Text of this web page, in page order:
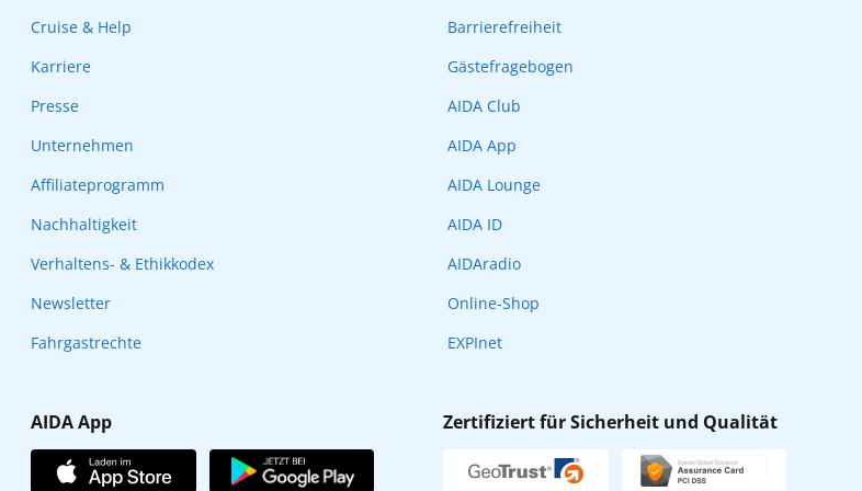
Cruise & Help
Karriere
Presse
Unternehmen
Affiliateprogramm
Nachhaltigkeit
Verhaltens- & Ethikkodex
Newsletter
Fahrgastrechte
Barrierefreiheit
Gästefragebogen
AIDA Club
AIDA App
AIDA Lounge
AIDA ID
AIDAradio
Online-Shop
EXPInet
AIDA App Zertifiziert für Sicherheit und Qualität